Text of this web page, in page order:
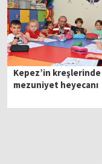
Kepez’in kreşlerinde
mezuniyet heyecanı